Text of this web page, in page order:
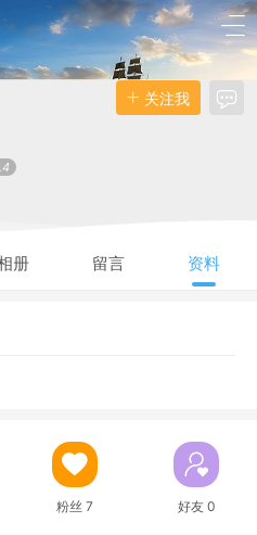
关注我
册 留言 资料
粉丝 7 好友 0